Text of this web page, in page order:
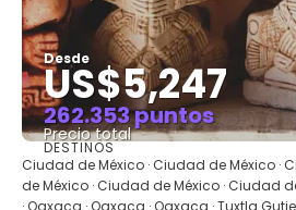
Desde
US$5,247
262.353 puntos
Precio total
Ver
DESTINOS
Ciudad de México · Ciudad de México ·
de México · Ciudad de México · Ciudad
· Oaxaca · Oaxaca · Oaxaca · Tuxtla